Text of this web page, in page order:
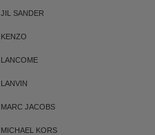
JIL SANDER
KENZO
LANCOME
LANVIN
MARC JACOBS
MICHAEL KORS